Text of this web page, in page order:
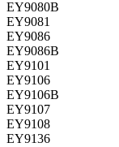
EY9080B
EY9081
EY9086
EY9086B
EY9101
EY9106
EY9106B
EY9107
EY9108
EY9136